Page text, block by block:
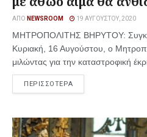
ΑΠΌ NEWSROOM 19 ΑΥΓΟΎΣΤΟΥ, 2020
ΜΗΤΡΟΠΟΛΙΤΗΣ ΒΗΡΥΤΟΥ:
Κυριακή, 16 Αυγούστου, ο
μιλώντας για την καταστροφική
ΠΕΡΙΣΣΟΤΕΡΑ